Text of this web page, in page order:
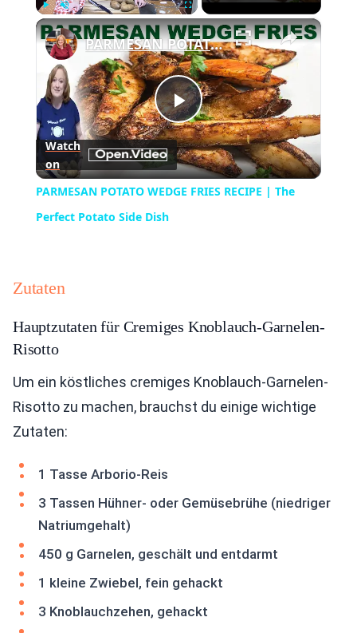
Play ×
Play
Video
PARMESAN POTATO WEDGE FRIES RECIPE | The Perfect Potato Side Dish
Watch
on
PARMESAN POTATO WEDGE FRIES RECIPE | The
Perfect Potato Side Dish
Zutaten
Hauptzutaten für Cremiges Knoblauch-Garnelen-
Risotto
Um ein köstliches cremiges Knoblauch-Garnelen-
Risotto zu machen, brauchst du einige wichtige
Zutaten:
1 Tasse Arborio-Reis
3 Tassen Hühner- oder Gemüsebrühe (niedriger
Natriumgehalt)
450 g Garnelen, geschält und entdarmt
1 kleine Zwiebel, fein gehackt
3 Knoblauchzehen, gehackt